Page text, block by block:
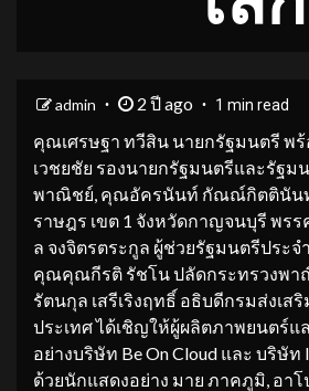
admin 2 ปี ago 1 min read
คุณเศรษฐา ทวีสิน นายกรัฐมนตรี พ
เวชยชัย รองนายกรัฐมนตรีและรัฐม
พาณิชย์, คุณอัครนันท์ กัณณ์กิตตินัน
ราษฎร เขต 1 จังหวัดกาญจนบุรี พร
ล จงจิตรตระกูล ผู้ช่วยรัฐมนตรีประ
คุณคุณกีรติ รัชโน ปลัดกระทรวงพ
รัตนกุล เสรีเริงฤทธิ์ อธิบดีกรมส่งเส
ประเทศ ได้เชิญให้ผู้ผลิตภาพยนตร์แ
อย่างบริษัท Be On Cloud และ บริษัท
ด้วยนักแสดงอย่าง มาย ภาคภูมิ, อา